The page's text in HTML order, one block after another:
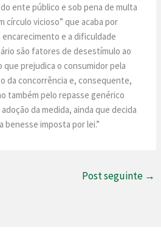
ente público e sob pena de multa
círculo vicioso” que acaba por
encarecimento e a dificuldade
são fatores de desestímulo ao
que prejudica o consumidor pela
da concorrência e, consequente,
também pelo repasse genérico
da medida, ainda que decida
imposta por lei.”
Post seguinte →